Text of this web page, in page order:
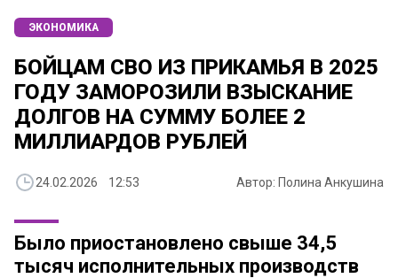
ЭКОНОМИКА
БОЙЦАМ СВО ИЗ ПРИКАМЬЯ В 2025
ГОДУ ЗАМОРОЗИЛИ ВЗЫСКАНИЕ
ДОЛГОВ НА СУММУ БОЛЕЕ 2
МИЛЛИАРДОВ РУБЛЕЙ
24.02.2026 12:53 Автор: Полина Анкушина
Было приостановлено свыше 34,5
тысяч исполнительных производств